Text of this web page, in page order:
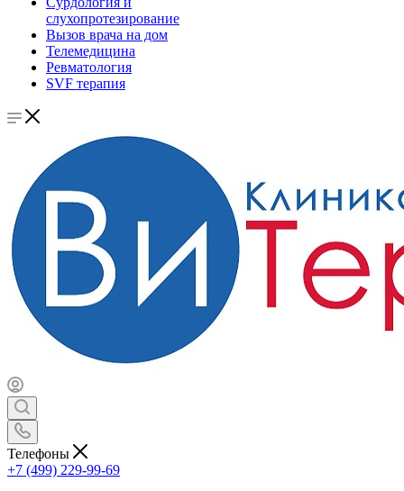
слухопротезирование
Вызов врача на дом
Телемедицина
Ревматология
SVF терапия
Телефоны
+7 (499) 229-99-69